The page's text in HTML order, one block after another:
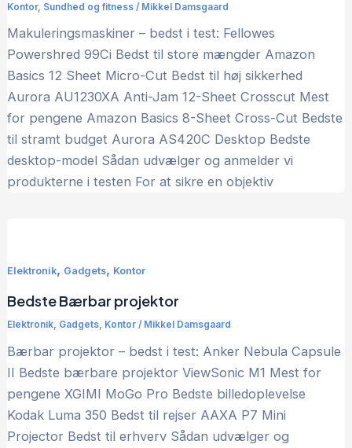
Kontor, Sundhed og fitness/ Mikkel Damsgaard
Makuleringsmaskiner – bedst i test: Fellowes
Powershred 99Ci Bedst til store mængder Amazon
Basics 12 Sheet Micro-Cut Bedst til høj sikkerhed
Aurora AU1230XA Anti-Jam 12-Sheet Crosscut Mest
for pengene Amazon Basics 8-Sheet Cross-Cut Bedste
til stramt budget Aurora AS420C Desktop Bedste
desktop-model Sådan udvælger og anmelder vi
produkterne i testen For at sikre en objektiv
Elektronik, Gadgets, Kontor
Bedste Bærbar projektor
Elektronik, Gadgets, Kontor/ Mikkel Damsgaard
Bærbar projektor – bedst i test: Anker Nebula Capsule
II Bedste bærbare projektor ViewSonic M1 Mest for
pengene XGIMI MoGo Pro Bedste billedoplevelse
Kodak Luma 350 Bedst til rejser AAXA P7 Mini
Projector Bedst til erhverv Sådan udvælger og